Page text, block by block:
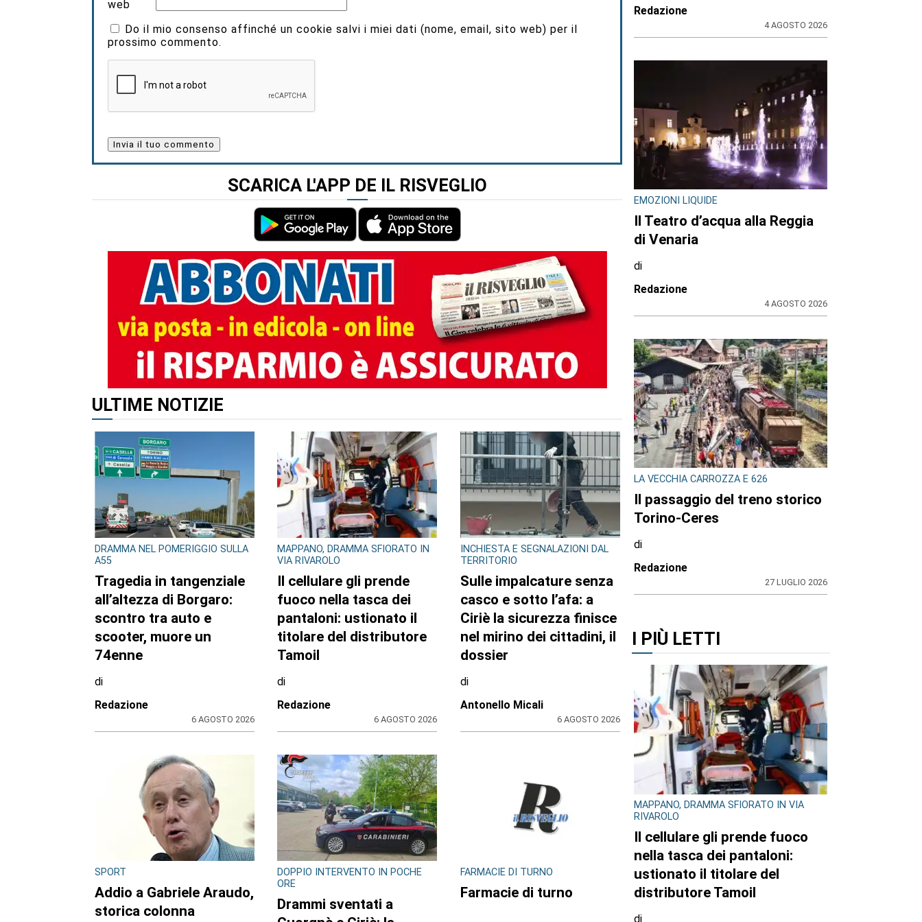
web
Do il mio consenso affinché un cookie salvi i miei dati (nome, email, sito web) per il
prossimo commento.
SCARICA L'APP DE IL RISVEGLIO
ALTRI ARTICOLI DI QUESTO AUTORE
ULTIME NOTIZIE
DRAMMA NEL POMERIGGIO SULLA
A55
Tragedia in tangenziale
all’altezza di Borgaro:
scontro tra auto e
scooter, muore un
74enne
di
6 AGOSTO 2026
MAPPANO, DRAMMA SFIORATO IN
VIA RIVAROLO
Il cellulare gli prende
fuoco nella tasca dei
pantaloni: ustionato il
titolare del distributore
Tamoil
di
Redazione
6 AGOSTO 2026
INCHIESTA E SEGNALAZIONI DAL
TERRITORIO
Sulle impalcature senza
casco e sotto l’afa: a
Ciriè la sicurezza finisce
nel mirino dei cittadini, il
dossier
di
Redazione
4 AGOSTO 2026
EMOZIONI LIQUIDE
Il Teatro d’acqua alla Reggia
di Venaria
di
Redazione
4 AGOSTO 2026
LA VECCHIA CARROZZA E 626
Il passaggio del treno storico
Torino-Ceres
di
Redazione
27 LUGLIO 2026
I PIÙ LETTI
MAPPANO, DRAMMA SFIORATO IN VIA
RIVAROLO
Il cellulare gli prende fuoco
nella tasca dei pantaloni:
ustionato il titolare del
distributore Tamoil
di